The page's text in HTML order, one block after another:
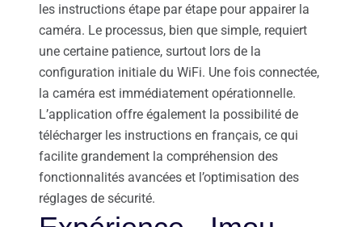
les instructions étape par étape pour appairer la
caméra. Le processus, bien que simple, requiert
une certaine patience, surtout lors de la
configuration initiale du WiFi. Une fois connectée,
la caméra est immédiatement opérationnelle.
L’application offre également la possibilité de
télécharger les instructions en français, ce qui
facilite grandement la compréhension des
fonctionnalités avancées et l’optimisation des
réglages de sécurité.